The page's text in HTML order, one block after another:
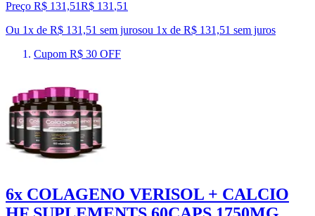
Preço R$ 131,51R$ 131 ,51
Ou 1x de R$ 131,51 sem jurosou 1x de R$ 131,51 sem juros
Cupom R$ 30 OFF
6x COLAGENO VERISOL + CALCIO